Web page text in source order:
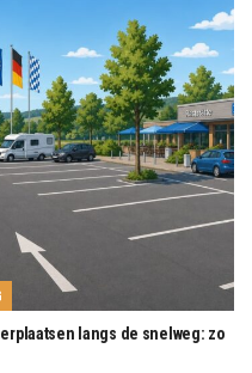
langs de snelweg: zo